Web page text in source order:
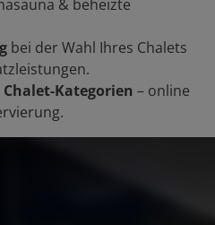
& beheizte
bei der Wahl Ihres Chalets
Kategorien – online